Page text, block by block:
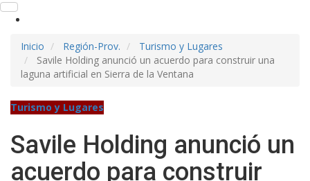
Inicio Región-Prov.
Turismo y Lugares
Savile Holding anunció un acuerdo para construir una
laguna artificial en Sierra de la Ventana
Turismo y Lugares
Savile Holding anunció un
acuerdo para construir